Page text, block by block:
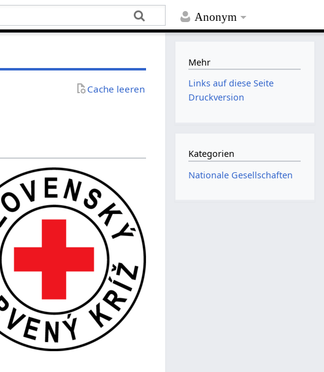
Anonym
Cache leeren
Mehr
Links auf diese Seite
Druckversion
Kategorien
Nationale Gesellschaften